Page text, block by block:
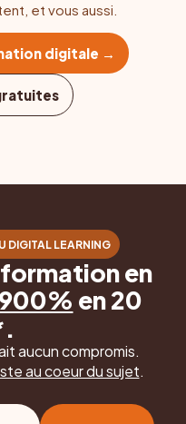
et vous aussi.
digitale →
DIGITAL LEARNING
en
en 20
aucun compromis.
au coeur du sujet.